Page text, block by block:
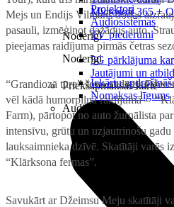
Microsoft 365 +
Noderīgi
5G pārklājuma
Jautājumi un
Priekšapmaksas karte
Projektori
Audiosistēmas
TV piederumi
Noderīgi
Iekārtu
Nomaksas līgums
Audio
Mejs un Endijs Vilmans dodas
pasauli, izmēģinot dažādus auto.
pieejamas raidījuma pirmās četras
“Grandiozā tūre” šova vadītājs
vēl kādā humorpilnā raidījumā –
Farm), pārtopot no auto žurnālista
intensīvu, grūtu un uzjautrinošu
lauksaimnieka dzīvē. Skatītāji varēs
“Klārksona fermas”.
Savukārt ar Džeimsu Meju skatītāji